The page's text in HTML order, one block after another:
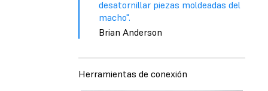
desatornillar piezas moldeadas del
macho".
Brian Anderson
Herramientas de conexión